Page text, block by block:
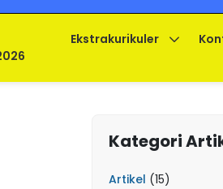
Ekstrakurikuler
Kategori
Artikel (15)